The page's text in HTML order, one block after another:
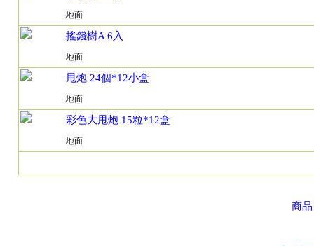
地面
搖錢樹A 6入
地面
甩炮 24個*12小盒
地面
彩色大甩炮 15粒*12盒
地面
商